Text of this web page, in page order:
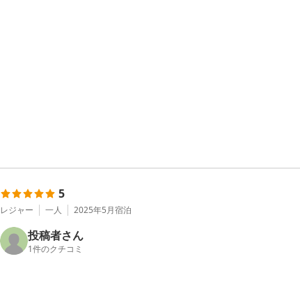
5
レジャー 一人 2025年5月宿泊
投稿者さん
1件のクチコミ